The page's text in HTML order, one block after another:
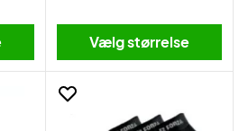
Vælg størrelse